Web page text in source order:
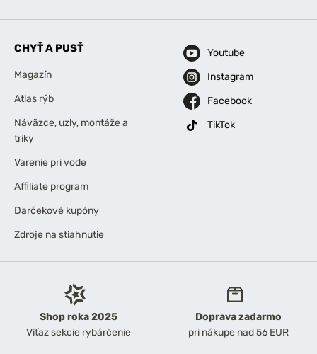
Shop roka 2025
Víťaz sekcie rybárčenie
Doprava zadarmo
pri nákupe nad 56 EUR
CHYŤ A PUSŤ
Magazín
Atlas rýb
Náväzce, uzly, montáže a
triky
Varenie pri vode
Affiliate program
Darčekové kupóny
Zdroje na stiahnutie
Youtube
Instagram
Facebook
TikTok